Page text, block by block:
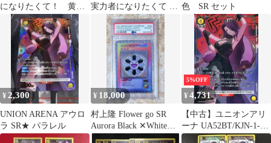
になりたくて！ 黄
SR 2種セット
実力者になりたくて カ
ードセット
色 SR セット
¥ 2,300
UNION ARENA アウロ
ラ SR★ パラレル
¥ 18,000
村上隆 Flower go SR
Aurora Black ✕White英
語版
5%OFF
¥4,731
【中古】ユニオンアリ
ーナ UA52BT/KJN-1-
004[SR★]：(キラ)アウ